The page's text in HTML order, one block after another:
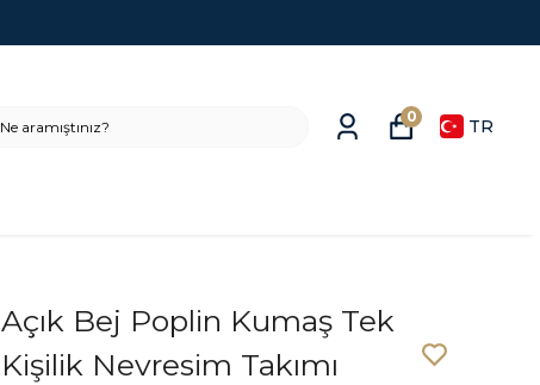
0 TR
Açık Bej Poplin Kumaş Tek
Kişilik Nevresim Takımı